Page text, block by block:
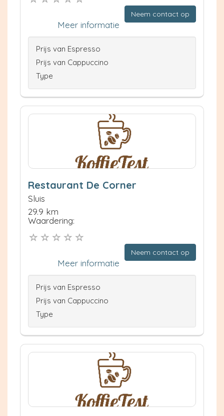
Neem contact op
Meer informatie
Prijs van Espresso
Prijs van Cappuccino
Type
Restaurant De Corner
Sluis
29.9 km
Waardering:
Neem contact op
Meer informatie
Prijs van Espresso
Prijs van Cappuccino
Type